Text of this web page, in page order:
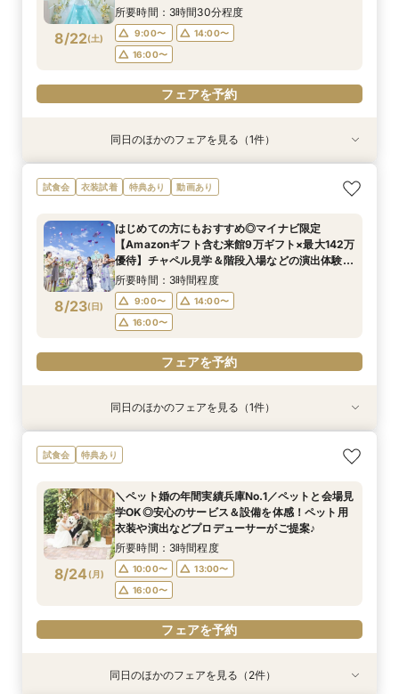
16:00〜
フェアを予約
16:00〜
フェアを予約
16:00〜
フェアを予約
8/22(土)
演出体験BIGフェア
所要時間：3時間30分程度
9:00〜
14:00〜
16:00〜
フェアを予約
衣装試着 特典あり
8/22(土)
【ドレス重視必見♦ドレス30万円特典】専属ドレ
スコーディネーターによるあなたにぴったりの最
チェック♪
所要時間：3時間程度
9:00〜
14:00〜
16:00〜
フェアを予約
同日のほかのフェアを見る（1件）
試食会 衣装試着 特典あり 動画あり
8/23(日)
はじめての方にもおすすめ◎マイナビ限定
【Amazonギフト含む来館9万ギフト×最大142万
優待】チャペル見学＆階段入場などの演出体験×
牛フィレコース試食をゲスト目線で体感◆理想が
叶うBIGフェア
所要時間：3時間程度
9:00〜
14:00〜
16:00〜
フェアを予約
衣装試着 特典あり
8/23(日)
【ドレス重視必見♦ドレス30万円特典】専属ドレ
スコーディネーターによるあなたにぴったりの最
チェック♪
所要時間：3時間程度
9:00〜
14:00〜
16:00〜
フェアを予約
同日のほかのフェアを見る（1件）
試食会 特典あり
8/24 (月)
＼ペット婚の年間実績兵庫No.1／ペットと会場見
学OK◎安心のサービス＆設備を体感！ペット用
衣装や演出などプロデューサーがご提案♪
所要時間：3時間程度
10:00〜
13:00〜
16:00〜
フェアを予約
特典あり
衣装試着 特典あり
同日のほかのフェアを見る（2件）